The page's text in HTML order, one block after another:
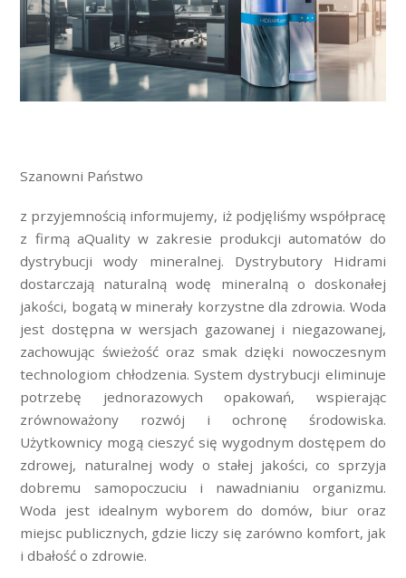
Szanowni Państwo
z przyjemnością informujemy, iż podjęliśmy współpracę
z firmą aQuality w zakresie produkcji automatów do
dystrybucji wody mineralnej. Dystrybutory Hidrami
dostarczają naturalną wodę mineralną o doskonałej
jakości, bogatą w minerały korzystne dla zdrowia. Woda
jest dostępna w wersjach gazowanej i niegazowanej,
zachowując świeżość oraz smak dzięki nowoczesnym
technologiom chłodzenia. System dystrybucji eliminuje
potrzebę jednorazowych opakowań, wspierając
zrównoważony rozwój i ochronę środowiska.
Użytkownicy mogą cieszyć się wygodnym dostępem do
zdrowej, naturalnej wody o stałej jakości, co sprzyja
dobremu samopoczuciu i nawadnianiu organizmu.
Woda jest idealnym wyborem do domów, biur oraz
miejsc publicznych, gdzie liczy się zarówno komfort, jak
i dbałość o zdrowie.